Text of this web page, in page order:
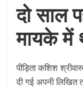
दो साल
मायके में
पीड़िता कशिश
दी गई अपनी लिखित